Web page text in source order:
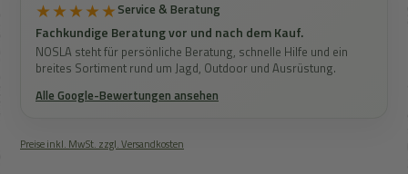
★★★★★Service & Beratung
Fachkundige Beratung vor und nach dem Kauf.
NOSLA steht für persönliche Beratung, schnelle Hilfe und ein
breites Sortiment rund um Jagd, Outdoor und Ausrüstung.
Alle Google-Bewertungen ansehen
Preise inkl. MwSt. zzgl. Versandkosten